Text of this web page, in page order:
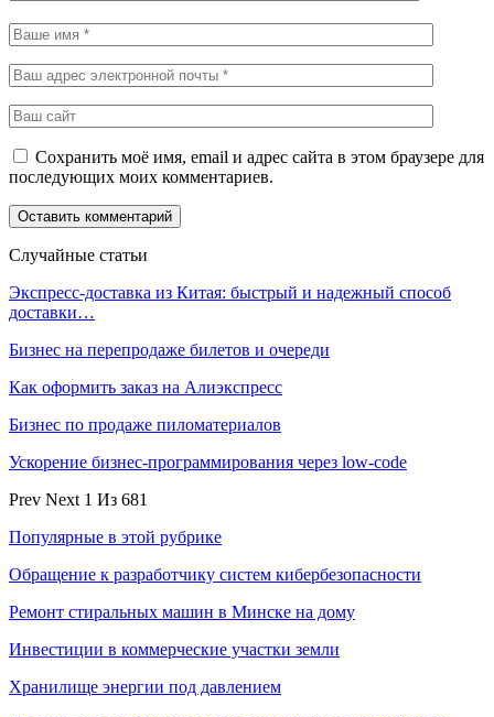
Сохранить моё имя, email и адрес сайта в этом браузере для
последующих моих комментариев.
Случайные статьи
Экспресс-доставка из Китая: быстрый и надежный способ
доставки…
Бизнес на перепродаже билетов и очереди
Как оформить заказ на Алиэкспресс
Бизнес по продаже пиломатериалов
Ускорение бизнес-программирования через low-code
Prev Next 1 Из 681
Популярные в этой рубрике
Обращение к разработчику систем кибербезопасности
Ремонт стиральных машин в Минске на дому
Инвестиции в коммерческие участки земли
Хранилище энергии под давлением